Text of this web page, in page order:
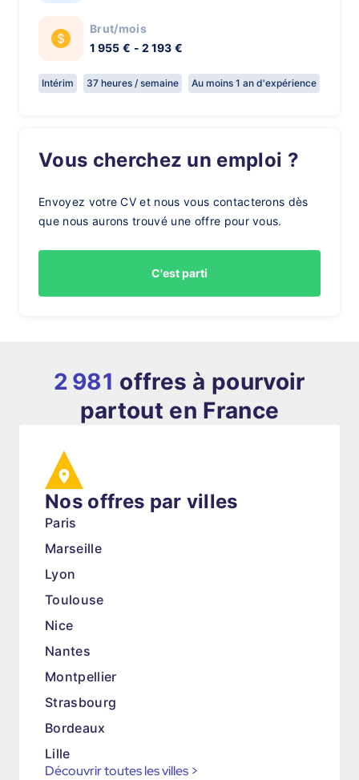
Brut/mois
1 955 € - 2 193 €
Intérim 37 heures / semaine Au moins 1 an d'expérience
Vous cherchez un emploi ?
Envoyez votre CV et nous vous contacterons dès
que nous aurons trouvé une offre pour vous.
C'est parti
2 981 offres à pourvoir
partout en France
Nos offres par villes
Paris
Marseille
Lyon
Toulouse
Nice
Nantes
Montpellier
Strasbourg
Bordeaux
Lille
Découvrir toutes les villes >